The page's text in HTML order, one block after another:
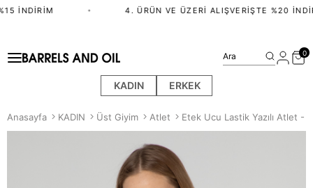
İNDIRIM 4. ÜRÜN VE ÜZERI ALIŞVERIŞTE %20
KADIN ERKEK
Ara 0
Anasayfa KADIN Üst Giyim Atlet Etek Ucu Lastik Yazılı Atlet -